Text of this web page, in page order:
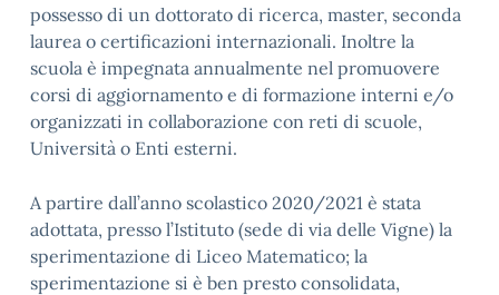
possesso di un dottorato di ricerca, master, seconda
laurea o certificazioni internazionali. Inoltre la
scuola è impegnata annualmente nel promuovere
corsi di aggiornamento e di formazione interni e/o
organizzati in collaborazione con reti di scuole,
Università o Enti esterni.
A partire dall’anno scolastico 2020/2021 è stata
adottata, presso l’Istituto (sede di via delle Vigne) la
sperimentazione di Liceo Matematico; la
sperimentazione si è ben presto consolidata,